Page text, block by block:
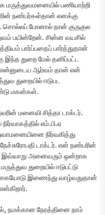
மருத்துவமனையில் பணியாற்றி
நண்பர்கள்தான் எனக்கு
சொல்லப் போனால் நான் குருகுல
பயின்றேன். சின்ன வயசில்
பார்ப்பதைப் பார்த்துதான்
துறை மேல் தனிப்பட்ட
என்னுடைய ஆர்வம் தான் என்
துறையில் ஈடுபட
மகன்கள்.
மனைவி சித்தா டாக்டர்.
எம்.பி.ஏ
நிர்வகித்து
டாக்டர். என் நண்பரின்
இவ்வாறு அனைவரும் ஒன்றாக
துறையில் ஈடுபட்டு
இணைந்து வாழ்வதுதான்
நமக்கான நேரத்தினை நாம்